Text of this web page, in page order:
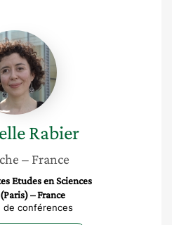
Christelle
Rabier
Rabier
– France
Etudes en Sciences
– France
de conférences